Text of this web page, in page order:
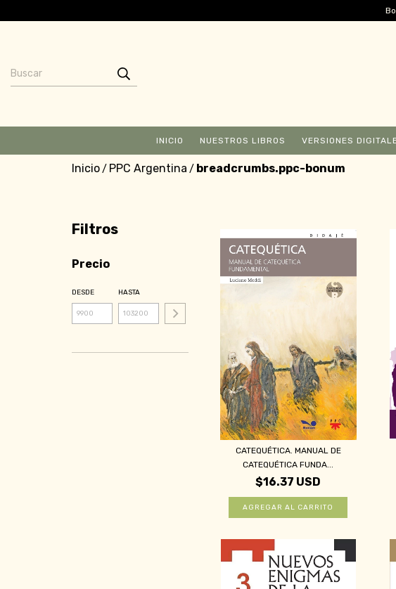
INICIO NUESTROS LIBROS VERSIONES
Inicio/ PPC Argentina / breadcrumbs.ppc-bonum
Filtros
Precio
DESDE HASTA
CATEQUÉTICA. MANUAL DE
CATEQUÉTICA FUNDA...
$16.37 USD